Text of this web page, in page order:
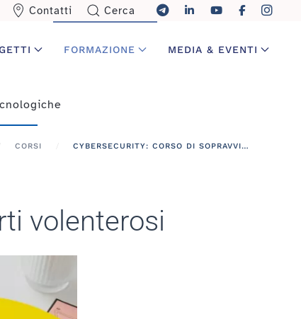
Contatti Cerca
FORMAZIONE MEDIA & EVENTI
CORSI CYBERSECURITY: CORSO DI SOPRAVVIVENZA PER INESPERTI VOLENTEROSI
volenterosi